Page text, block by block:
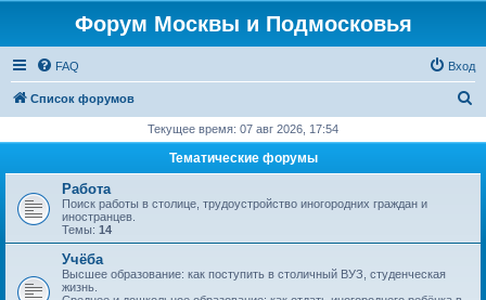
Форум Москвы и Подмосковья
FAQ Вход
Список форумов
с
Текущее время: 07 авг 2026, 17:54
Тематические форумы
Работа
Поиск работы в столице, трудоустройство иногородних граждан и
иностранцев.
Темы: 14
Учёба
Высшее образование: как поступить в столичный ВУЗ, студенческая
жизнь.